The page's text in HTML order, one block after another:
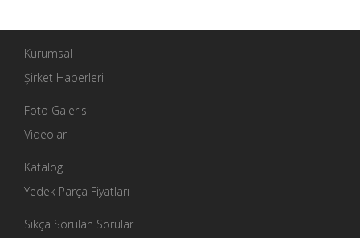
Kurumsal
Şirket Haberleri
Foto Galerisi
Videolar
Katalog
Yedek Parça Fiyatları
Sıkça Sorulan Sorular